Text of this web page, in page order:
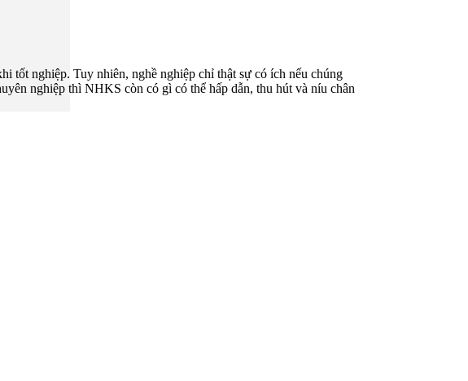
tốt nghiệp. Tuy nhiên, nghề nghiệp chỉ thật sự có ích nếu chúng
nghiệp thì NHKS còn có gì có thể hấp dẫn, thu hút và níu chân